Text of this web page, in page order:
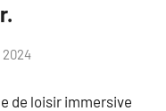
de loisir immersive